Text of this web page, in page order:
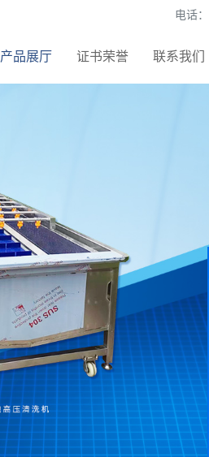
电话：
产品展厅 证书荣誉 联系我们